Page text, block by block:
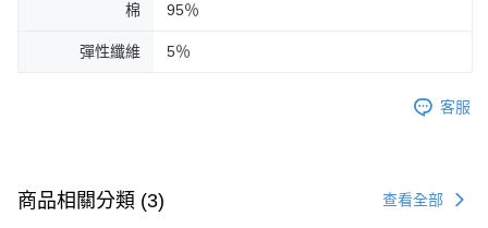
棉 95％
彈性纖維 5％
客服
商品相關分類 (3) 查看全部